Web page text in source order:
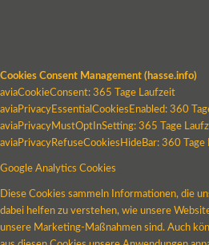
Cookies Consent Management (hasse.info)
aviaCookieConsent: 365 Tage Laufzeit
aviaPrivacyEssentialCookiesEnabled: 360
aviaPrivacyMustOptInSetting: 365 Tage
aviaPrivacyRefuseCookiesHideBar: 360 Tage
Google Analytics Cookies
Diese Cookies sammeln Informationen, die
dabei helfen zu verstehen, wie unsere
unsere Marketing-Maßnahmen sind. Auch